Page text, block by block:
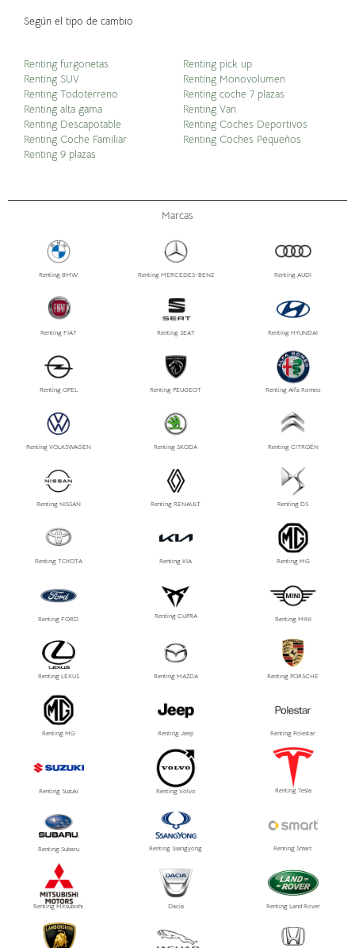
Según el tipo de cambio
Renting furgonetas
Renting SUV
Renting Todoterreno
Renting alta gama
Renting Descapotable
Renting Coche Familiar
Renting 9 plazas
Renting pick up
Renting Monovolumen
Renting coche 7 plazas
Renting Van
Renting Coches Deportivos
Renting Coches Pequeños
Marcas
Renting BMW Renting MERCEDES-BENZ Renting AUDI
Renting FIAT Renting SEAT Renting HYUNDAI
Renting OPEL Renting PEUGEOT Renting Alfa Romeo
Renting VOLKSWAGEN Renting SKODA Renting CITROËN
Renting NISSAN Renting RENAULT Renting DS
Renting TOYOTA Renting KIA Renting MG
Renting FORD Renting CUPRA Renting MINI
Renting LEXUS Renting MAZDA Renting PORSCHE
Renting MG Renting Jeep Renting Polestar
Renting Suzuki Renting Volvo Renting Tesla
Renting Subaru Renting Ssangyong Renting Smart
Renting Mitsubishi Dacia Renting Land Rover